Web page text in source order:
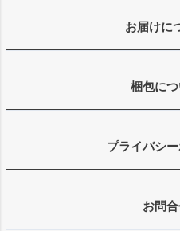
お届けに
梱包に
プライバシ
お問